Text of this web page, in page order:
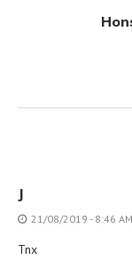
J
21/08/2019 - 8:46 AM
Tnx